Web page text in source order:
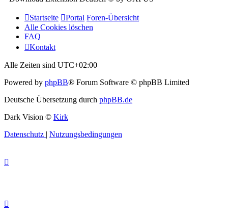
Startseite Portal Foren-Übersicht
Alle Cookies löschen
FAQ
Kontakt
Alle Zeiten sind UTC+02:00
Powered by phpBB® Forum Software © phpBB Limited
Deutsche Übersetzung durch phpBB.de
Dark Vision © Kirk
Datenschutz | Nutzungsbedingungen